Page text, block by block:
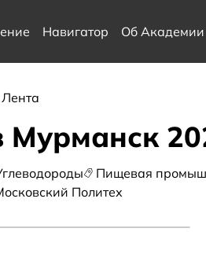
Навигатор Об Академии
Лента
Мурманск
Пищевая
Политех